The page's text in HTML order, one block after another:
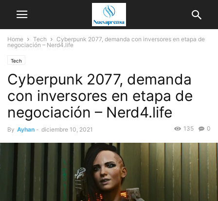
Home Tech
Cyberpunk 2077, demanda con inversores en etapa de
negociación – Nerd4.life
Tech
Cyberpunk 2077, demanda
con inversores en etapa de
negociación – Nerd4.life
By Ayhan - diciembre 10, 2021 0
135